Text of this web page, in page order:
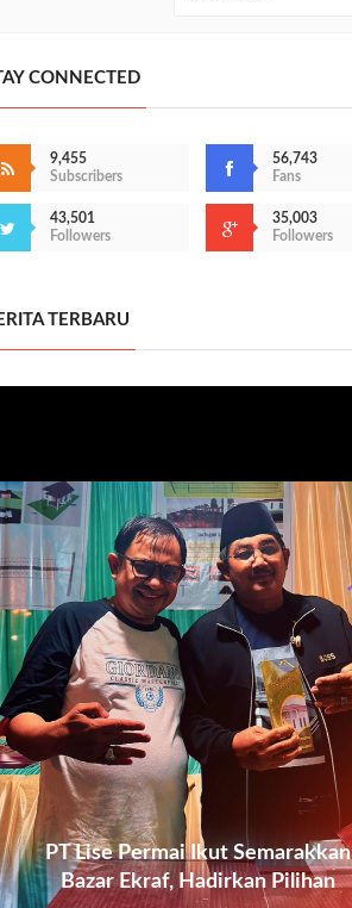
CONNECTED
9,455
Subscribers
56,743
Fans
43,501
Followers
35,003
Followers
TERBARU
PT Lise Permai Ikut Semarakkan
Bazar Ekraf, Hadirkan Pilihan